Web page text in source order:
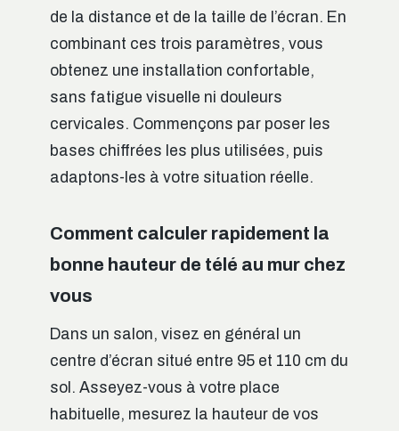
de la distance et de la taille de l’écran. En
combinant ces trois paramètres, vous
obtenez une installation confortable,
sans fatigue visuelle ni douleurs
cervicales. Commençons par poser les
bases chiffrées les plus utilisées, puis
adaptons-les à votre situation réelle.
Comment calculer rapidement la
bonne hauteur de télé au mur chez
vous
Dans un salon, visez en général un
centre d’écran situé entre 95 et 110 cm du
sol. Asseyez-vous à votre place
habituelle, mesurez la hauteur de vos